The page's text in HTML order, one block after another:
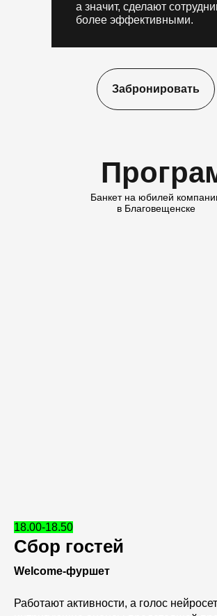
а значит, сделают
более эффективными.
Забронировать
Банкет на юбилей
в Благовещенске
18.00-18.50
Сбор гостей
Welcome-фуршет
Работают активности, а голос